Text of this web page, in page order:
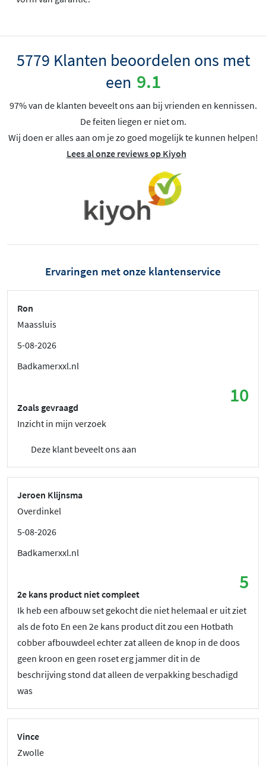
5779 Klanten beoordelen ons met
een 9.1
97% van de klanten beveelt ons aan bij vrienden en kennissen.
De feiten liegen er niet om.
Wij doen er alles aan om je zo goed mogelijk te kunnen helpen!
Lees al onze reviews op Kiyoh
Ervaringen met onze klantenservice
Ron
Maassluis
5-08-2026
Badkamerxxl.nl
10
Zoals gevraagd
Inzicht in mijn verzoek
Deze klant beveelt ons aan
Jeroen Klijnsma
Overdinkel
5-08-2026
Badkamerxxl.nl
5
2e kans product niet compleet
Ik heb een afbouw set gekocht die niet helemaal er uit ziet
als de foto En een 2e kans product dit zou een Hotbath
cobber afbouwdeel echter zat alleen de knop in de doos
geen kroon en geen roset erg jammer dit in de
beschrijving stond dat alleen de verpakking beschadigd
was
Vince
Zwolle